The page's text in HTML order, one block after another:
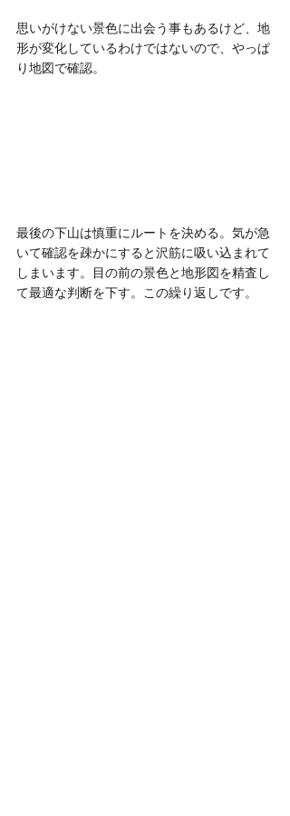
思いがけない景色に出会う事もあるけど、地
形が変化しているわけではないので、やっぱ
り地図で確認。
最後の下山は慎重にルートを決める。気が急
いて確認を疎かにすると沢筋に吸い込まれて
しまいます。目の前の景色と地形図を精査し
て最適な判断を下す。この繰り返しです。